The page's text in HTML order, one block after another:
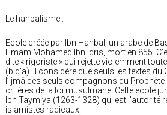
Le hanbalisme :
Ecole créée par Ibn Hanbal, un arabe de
l’imam Mohamed Ibn Idris, mort en 855.
dite « rigoriste » qui rejette violemment
(bid’a). Il considère que seuls les textes du
l’ijmâ des seuls compagnons du
critères de la loi musulmane. Cette école
Ibn Taymiya (1263-1328) qui est l’autorité
islamistes radicaux.